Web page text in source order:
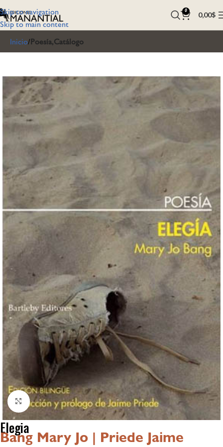
Skip to navigation
Skip to main content
0 0,00$
Inicio Poesía,Catálogo
Click to enlarge
Elegia
Bang Mary Jo | Priede Jaime